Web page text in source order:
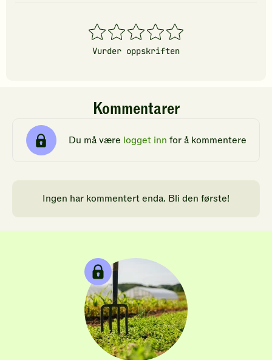
1
stjerner
2
stjerner
3
stjerner
4
stjerner
5
stjerner
Vurder oppskriften
Kommentarer
Du må være logget inn for å kommentere
Ingen har kommentert enda. Bli den første!